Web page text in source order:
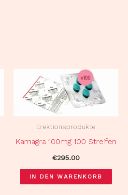
Erektionsprodukte
Kamagra 100mg 100 Streifen
€295.00
IN DEN WARENKORB